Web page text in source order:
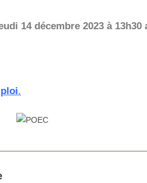
14 décembre 2023 à
.